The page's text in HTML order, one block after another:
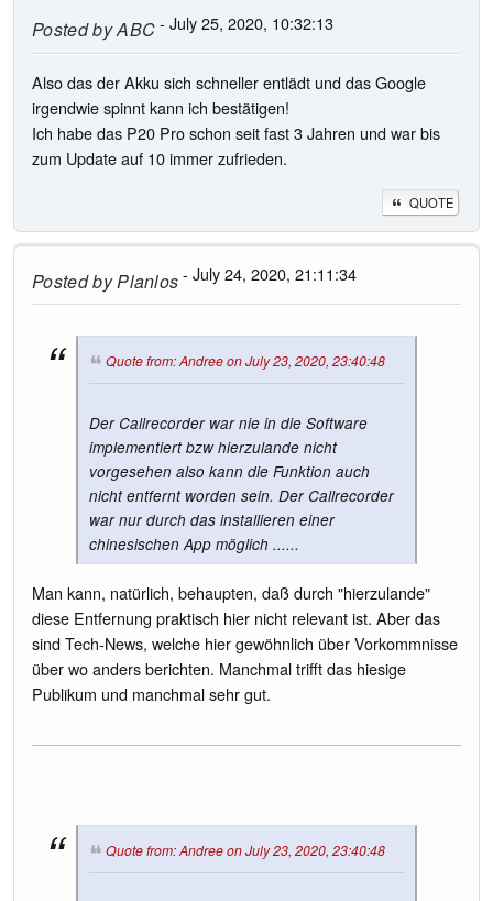
Posted byABC- July 25, 2020, 10:32:13
Also das der Akku sich schneller entlädt und das Google
irgendwie spinnt kann ich bestätigen!
Ich habe das P20 Pro schon seit fast 3 Jahren und war bis
zum Update auf 10 immer zufrieden.
QUOTE
Posted byPlanlos- July 24, 2020, 21:11:34
Quote from: Andree on July 23, 2020, 23:40:48
Der Callrecorder war nie in die Software
implementiert bzw hierzulande nicht
vorgesehen also kann die Funktion auch
nicht entfernt worden sein. Der Callrecorder
war nur durch das installieren einer
chinesischen App möglich ......
Man kann, natürlich, behaupten, daß durch "hierzulande"
diese Entfernung praktisch hier nicht relevant ist. Aber das
sind Tech-News, welche hier gewöhnlich über Vorkommnisse
über wo anders berichten. Manchmal trifft das hiesige
Publikum und manchmal sehr gut.
Quote from: Andree on July 23, 2020, 23:40:48